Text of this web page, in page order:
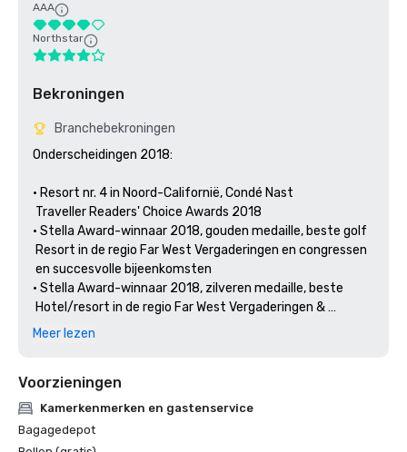
AAA
Northstar
Bekroningen
Branchebekroningen
Onderscheidingen 2018:
• Resort nr. 4 in Noord-Californië, Condé Nast
Traveller Readers' Choice Awards 2018
• Stella Award-winnaar 2018, gouden medaille, beste golf
Resort in de regio Far West Vergaderingen en congressen
en succesvolle bijeenkomsten
• Stella Award-winnaar 2018, zilveren medaille, beste
Hotel/resort in de regio Far West Vergaderingen &
Meer lezen
Voorzieningen
Kamerkenmerken en gastenservice
Bagagedepot